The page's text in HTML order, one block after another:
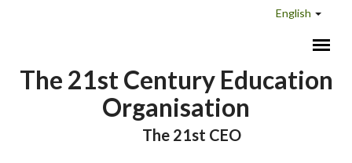
English
The 21st Century Education
Organisation
The 21st CEO